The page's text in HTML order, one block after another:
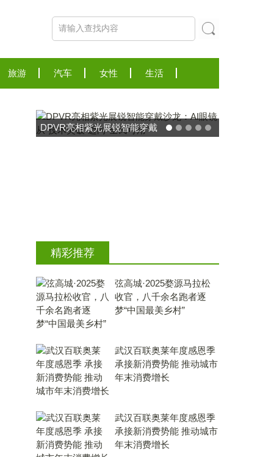
旅游 汽车 女性 生活
DPVR亮相紫光展锐智能穿戴
精彩推荐
弦高城·2025婺源马拉松
收官，八千余名跑者逐
梦“中国最美乡村”
武汉百联奥莱年度感恩季
承接新消费势能 推动城市
年末消费增长
武汉百联奥莱年度感恩季
承接新消费势能 推动城市
年末消费增长